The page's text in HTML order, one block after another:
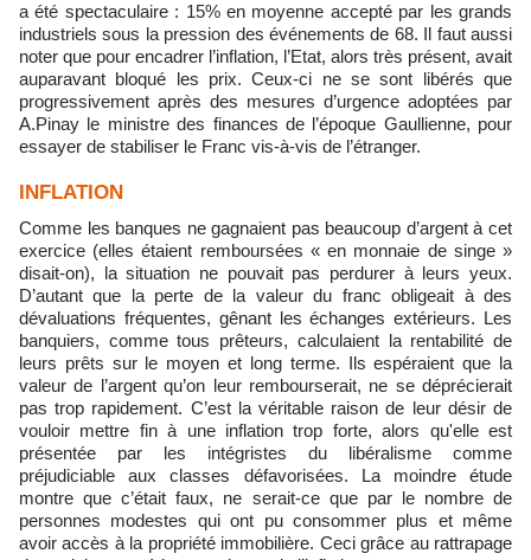
a été spectaculaire : 15% en moyenne accepté par les grands
industriels sous la pression des événements de 68. Il faut aussi
noter que pour encadrer l’inflation, l’Etat, alors très présent, avait
auparavant bloqué les prix. Ceux-ci ne se sont libérés que
progressivement après des mesures d’urgence adoptées par
A.Pinay le ministre des finances de l’époque Gaullienne, pour
essayer de stabiliser le Franc vis-à-vis de l’étranger.
INFLATION
Comme les banques ne gagnaient pas beaucoup d’argent à cet
exercice (elles étaient remboursées « en monnaie de singe »
disait-on), la situation ne pouvait pas perdurer à leurs yeux.
D’autant que la perte de la valeur du franc obligeait à des
dévaluations fréquentes, gênant les échanges extérieurs. Les
banquiers, comme tous prêteurs, calculaient la rentabilité de
leurs prêts sur le moyen et long terme. Ils espéraient que la
valeur de l’argent qu’on leur rembourserait, ne se déprécierait
pas trop rapidement. C’est la véritable raison de leur désir de
vouloir mettre fin à une inflation trop forte, alors qu'elle est
présentée par les intégristes du libéralisme comme
préjudiciable aux classes défavorisées. La moindre étude
montre que c’était faux, ne serait-ce que par le nombre de
personnes modestes qui ont pu consommer plus et même
avoir accès à la propriété immobilière. Ceci grâce au rattrapage